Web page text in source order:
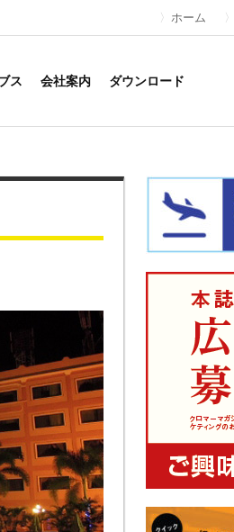
ホーム
ス 会社案内 ダウンロード